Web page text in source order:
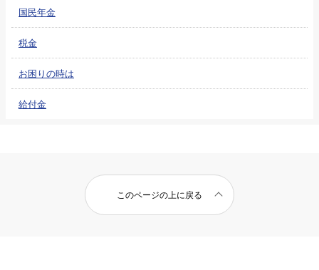
国民年金
税金
お困りの時は
給付金
このページの上に戻る